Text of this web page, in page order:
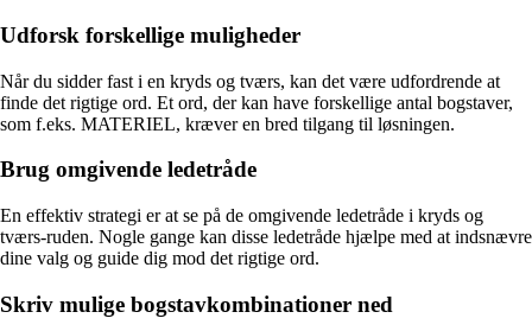
Udforsk forskellige muligheder
Når du sidder fast i en kryds og tværs, kan det være udfordrende at
finde det rigtige ord. Et ord, der kan have forskellige antal bogstaver,
som f.eks. MATERIEL, kræver en bred tilgang til løsningen.
Brug omgivende ledetråde
En effektiv strategi er at se på de omgivende ledetråde i kryds og
tværs-ruden. Nogle gange kan disse ledetråde hjælpe med at indsnævre
dine valg og guide dig mod det rigtige ord.
Skriv mulige bogstavkombinationer ned